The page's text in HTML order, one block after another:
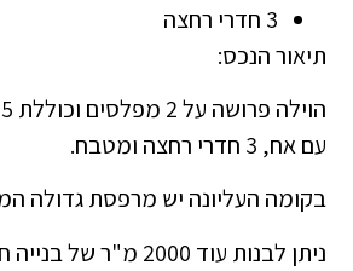
3 חדרי רחצה
תיאור הנכס:
עם אח, 3 חדרי רחצה ומטבח.
בקומה העליונה יש מרפסת גדולה
ניתן לבנות עוד 2000 מ"ר